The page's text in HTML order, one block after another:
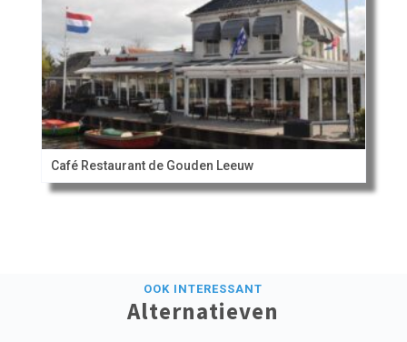
Café Restaurant de Gouden Leeuw
OOK INTERESSANT
Alternatieven